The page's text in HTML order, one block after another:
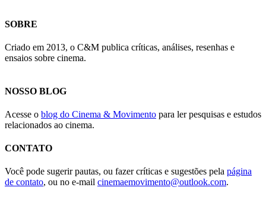
SOBRE
Criado em 2013, o C&M publica críticas, análises, resenhas e
ensaios sobre cinema.
NOSSO BLOG
Acesse o blog do Cinema & Movimento para ler pesquisas e estudos
relacionados ao cinema.
CONTATO
Você pode sugerir pautas, ou fazer críticas e sugestões pela página
de contato, ou no e-mail cinemaemovimento@outlook.com.